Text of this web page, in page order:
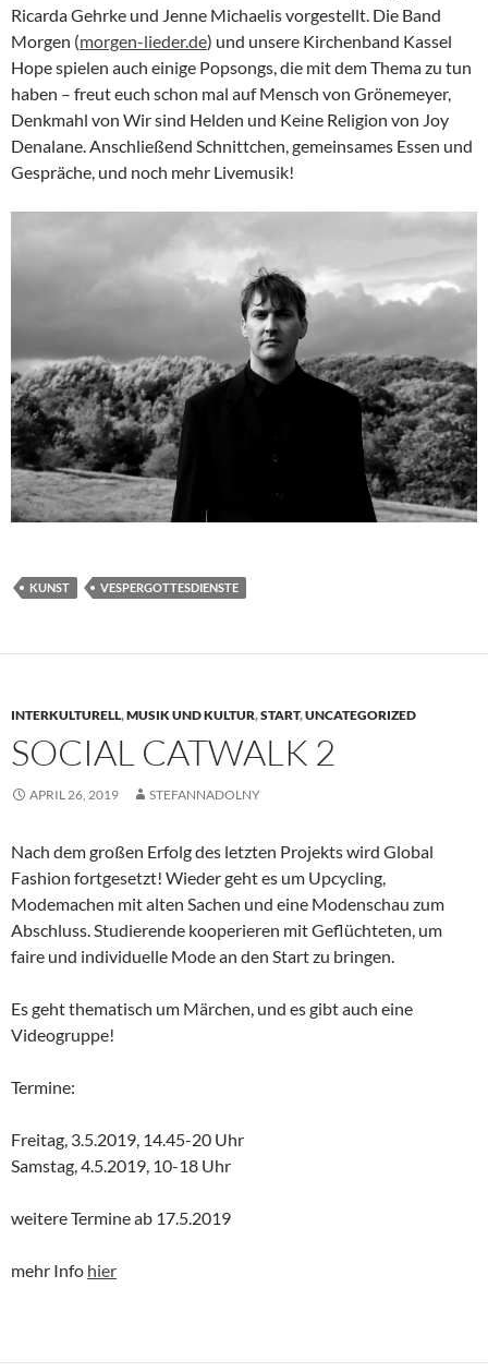
Ricarda Gehrke und Jenne Michaelis vorgestellt. Die Band
Morgen (morgen-lieder.de) und unsere Kirchenband Kassel
Hope spielen auch einige Popsongs, die mit dem Thema zu tun
haben – freut euch schon mal auf Mensch von Grönemeyer,
Denkmahl von Wir sind Helden und Keine Religion von Joy
Denalane. Anschließend Schnittchen, gemeinsames Essen und
Gespräche, und noch mehr Livemusik!
KUNST VESPERGOTTESDIENSTE
INTERKULTURELL,MUSIK UND KULTUR,START,UNCATEGORIZED
SOCIAL CATWALK 2
APRIL 26, 2019 STEFANNADOLNY
Nach dem großen Erfolg des letzten Projekts wird Global
Fashion fortgesetzt! Wieder geht es um Upcycling,
Modemachen mit alten Sachen und eine Modenschau zum
Abschluss. Studierende kooperieren mit Geflüchteten, um
faire und individuelle Mode an den Start zu bringen.
Es geht thematisch um Märchen, und es gibt auch eine
Videogruppe!
Termine:
Freitag, 3.5.2019, 14.45-20 Uhr
Samstag, 4.5.2019, 10-18 Uhr
weitere Termine ab 17.5.2019
mehr Info hier